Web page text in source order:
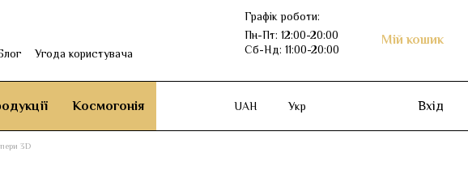
Угода користувача
Графік роботи:
Пн-Пт: 12:00-20:00
Сб-Нд: 11:00-20:00
Мій кошик
Космогонія UAH Укр Вхід
3D